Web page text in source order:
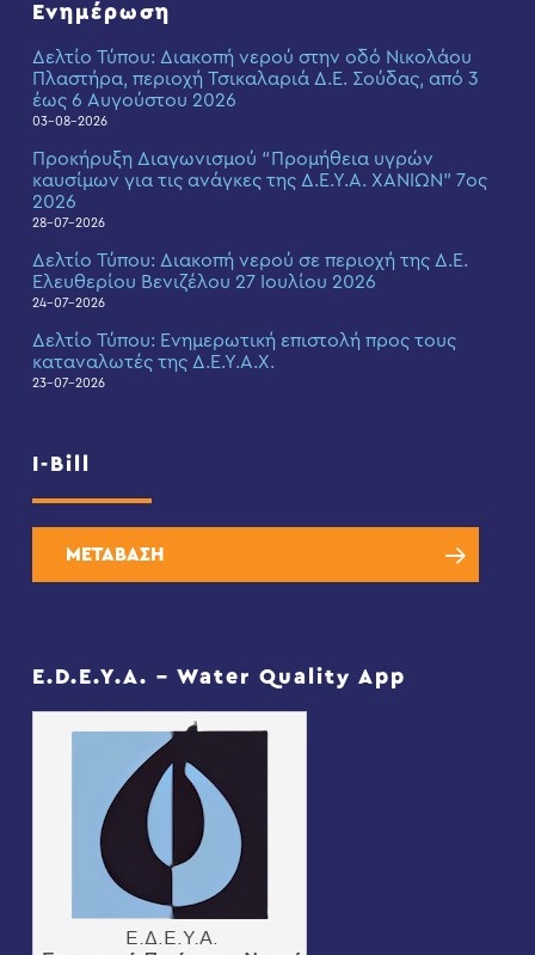
Ενημέρωση
Δελτίο Τύπου: Διακοπή νερού στην οδό Νικολάου
Πλαστήρα, περιοχή Τσικαλαριά Δ.Ε. Σούδας, από 3
έως 6 Αυγούστου 2026
03-08-2026
Προκήρυξη Διαγωνισμού “Προμήθεια υγρών
καυσίμων για τις ανάγκες της Δ.Ε.Υ.Α. ΧΑΝΙΩΝ” 7ος
2026
28-07-2026
Δελτίο Τύπου: Διακοπή νερού σε περιοχή της Δ.Ε.
Ελευθερίου Βενιζέλου 27 Ιουλίου 2026
24-07-2026
Δελτίο Τύπου: Eνημερωτική επιστολή προς τους
καταναλωτές της Δ.Ε.Υ.Α.Χ.
23-07-2026
I-Bill
ΜΕΤΑΒΑΣΗ
E.D.E.Y.A. – Water Quality App